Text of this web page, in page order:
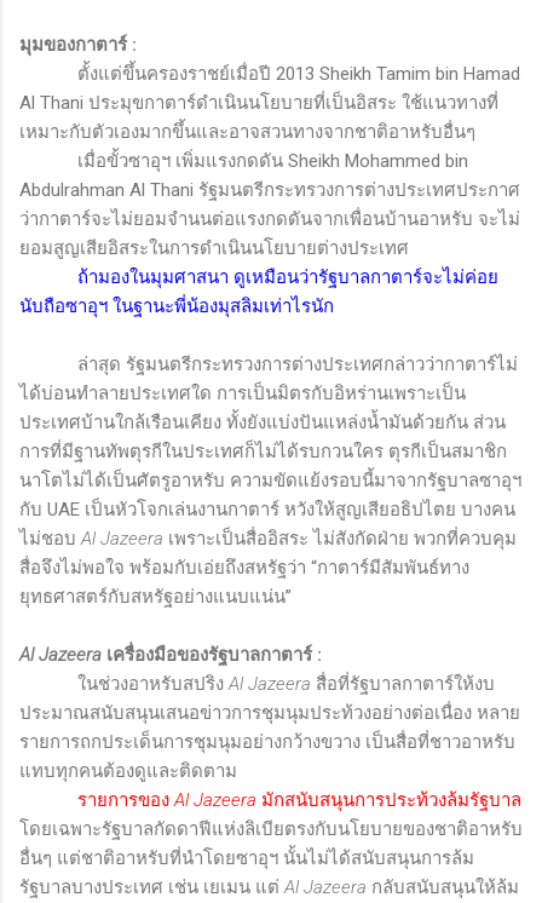
มุมของกาตาร์:
ตั้งแต่ขึ้นครองราชย์เมื่อปี 2013 Sheikh Tamim bin Hamad
Al Thani ประมุขกาตาร์ดำเนินนโยบายที่เป็นอิสระ ใช้แนวทางที่
เหมาะกับตัวเองมากขึ้นและอาจสวนทางจากชาติอาหรับอื่นๆ
เมื่อขั้วซาอุฯ เพิ่มแรงกดดัน Sheikh Mohammed bin
Abdulrahman Al Thani รัฐมนตรีกระทรวงการต่างประเทศประกาศ
ว่ากาตาร์จะไม่ยอมจำนนต่อแรงกดดันจากเพื่อนบ้านอาหรับ จะไม่
ยอมสูญเสียอิสระในการดำเนินนโยบายต่างประเทศ
ถ้ามองในมุมศาสนา ดูเหมือนว่ารัฐบาลกาตาร์จะไม่ค่อย
นับถือซาอุฯ ในฐานะพี่น้องมุสลิมเท่าไรนัก
ล่าสุด รัฐมนตรีกระทรวงการต่างประเทศกล่าวว่ากาตาร์ไม่
ได้บ่อนทำลายประเทศใด การเป็นมิตรกับอิหร่านเพราะเป็น
ประเทศบ้านใกล้เรือนเคียง ทั้งยังแบ่งปันแหล่งน้ำมันด้วยกัน ส่วน
การที่มีฐานทัพตุรกีในประเทศก็ไม่ได้รบกวนใคร ตุรกีเป็นสมาชิก
นาโตไม่ได้เป็นศัตรูอาหรับ ความขัดแย้งรอบนี้มาจากรัฐบาลซาอุฯ
กับ UAE เป็นหัวโจกเล่นงานกาตาร์ หวังให้สูญเสียอธิปไตย บางคน
ไม่ชอบAl Jazeera เพราะเป็นสื่ออิสระ ไม่สังกัดฝ่าย พวกที่ควบคุม
สื่อจึงไม่พอใจ พร้อมกับเอ่ยถึงสหรัฐว่า “กาตาร์มีสัมพันธ์ทาง
ยุทธศาสตร์กับสหรัฐอย่างแนบแน่น”
Al Jazeera เครื่องมือของรัฐบาลกาตาร์:
ในช่วงอาหรับสปริงAl Jazeera สื่อที่รัฐบาลกาตาร์ให้งบ
ประมาณสนับสนุนเสนอข่าวการชุมนุมประท้วงอย่างต่อเนื่อง หลาย
รายการถกประเด็นการชุมนุมอย่างกว้างขวาง เป็นสื่อที่ชาวอาหรับ
แทบทุกคนต้องดูและติดตาม
รายการของAl Jazeera มักสนับสนุนการประท้วงล้มรัฐบาล
โดยเฉพาะรัฐบาลกัดดาฟีแห่งลิเบียตรงกับนโยบายของชาติอาหรับ
อื่นๆ แต่ชาติอาหรับที่นำโดยซาอุฯ นั้นไม่ได้สนับสนุนการล้ม
รัฐบาลบางประเทศ เช่น เยเมน แต่Al Jazeera กลับสนับสนุนให้ล้ม